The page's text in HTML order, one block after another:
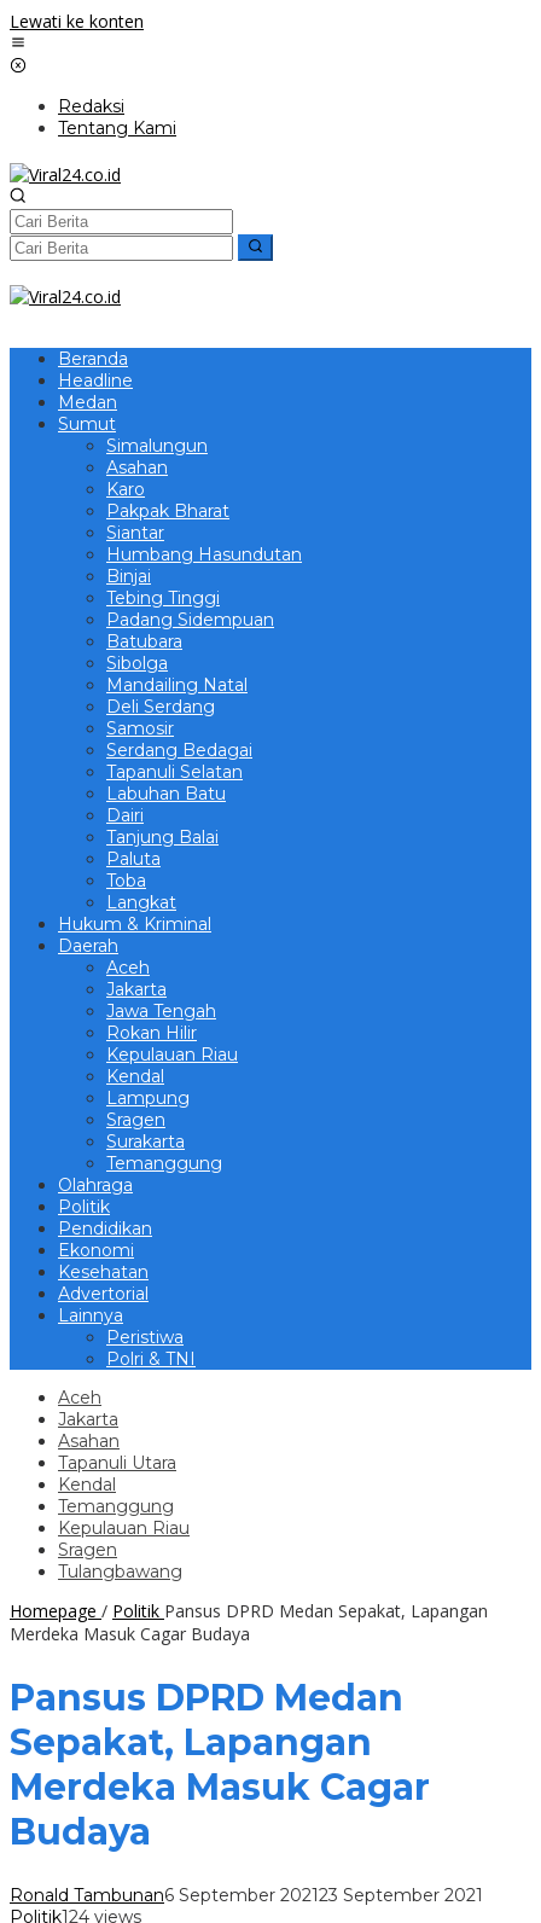
Lewati ke konten
Redaksi
Tentang Kami
Beranda
Headline
Medan
Sumut
Simalungun
Asahan
Karo
Pakpak Bharat
Siantar
Humbang Hasundutan
Binjai
Tebing Tinggi
Padang Sidempuan
Batubara
Sibolga
Mandailing Natal
Deli Serdang
Samosir
Serdang Bedagai
Tapanuli Selatan
Labuhan Batu
Dairi
Tanjung Balai
Paluta
Toba
Langkat
Hukum & Kriminal
Daerah
Aceh
Jakarta
Jawa Tengah
Rokan Hilir
Kepulauan Riau
Kendal
Lampung
Sragen
Surakarta
Temanggung
Olahraga
Politik
Pendidikan
Ekonomi
Kesehatan
Advertorial
Lainnya
Peristiwa
Polri & TNI
Aceh
Jakarta
Asahan
Tapanuli Utara
Kendal
Temanggung
Kepulauan Riau
Sragen
Tulangbawang
Homepage / Politik Pansus DPRD Medan Sepakat, Lapangan
Merdeka Masuk Cagar Budaya
Pansus DPRD Medan
Sepakat, Lapangan
Merdeka Masuk Cagar
Budaya
Ronald Tambunan6 September 202123 September 2021
Politik124 views